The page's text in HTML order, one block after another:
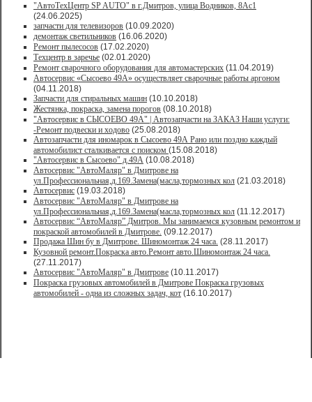
"АвтоТехЦентр SP AUTO" в г.Дмитров, улица Водников, 8Ас1
(24.06.2025)
запчасти для телевизоров (10.09.2020)
демонтаж светильников (16.06.2020)
Ремонт пылесосов (17.02.2020)
Техцентр в заречье (02.01.2020)
Ремонт сварочного оборудования для автомастерских (11.04.2019)
Автосервис «Сысоево 49А» осуществляет сварочные работы аргоном
(04.11.2018)
Запчасти для стиральных машин (10.10.2018)
Жестянка, покраска, замена порогов (08.10.2018)
"Автосервис в СЫСОЕВО 49А" | Автозапчасти на ЗАКАЗ Наши услуги:
-Ремонт подвески и ходово (25.08.2018)
Автозапчасти для иномарок в Сысоево 49А Рано или поздно каждый
автомобилист сталкивается с поиском (15.08.2018)
"Автосервис в Сысоево" д.49А (10.08.2018)
Автосервис "АвтоМаляр" в Дмитрове на
ул.Профессиональная,д.169.Замена(масла,тормозных кол (21.03.2018)
Автосервис (19.03.2018)
Автосервис "АвтоМаляр" в Дмитрове на
ул.Профессиональная,д.169.Замена(масла,тормозных кол (11.12.2017)
Автосервис “АвтоМаляр” Дмитров. Мы занимаемся кузовным ремонтом и
покраской автомобилей в Дмитрове. (09.12.2017)
Продажа Шин бу в Дмитрове. Шиномонтаж 24 часа. (28.11.2017)
Кузовной ремонт.Покраска авто.Ремонт авто.Шиномонтаж 24 часа.
(27.11.2017)
Автосервис "АвтоМаляр" в Дмитрове (10.11.2017)
Покраска грузовых автомобилей в Дмитрове Покраска грузовых
автомобилей - одна из сложных задач, кот (16.10.2017)